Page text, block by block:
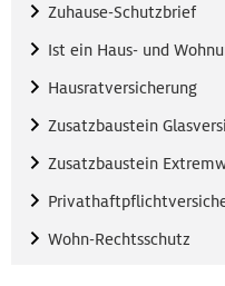
Zuhause-Schutzbrief
Ist ein Haus- und
Hausratversicherung
Zusatzbaustein
Zusatzbaustein
Wohn-Rechtsschutz